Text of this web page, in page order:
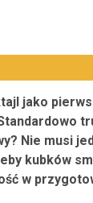
jako
Nie musi
kubków
w